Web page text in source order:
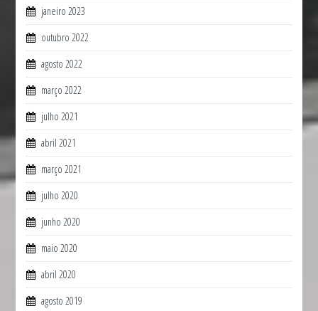
janeiro 2023
outubro 2022
agosto 2022
março 2022
julho 2021
abril 2021
março 2021
julho 2020
junho 2020
maio 2020
abril 2020
agosto 2019